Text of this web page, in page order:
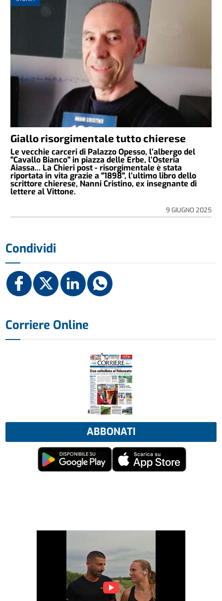
Giallo risorgimentale tutto chierese
Le vecchie carceri di Palazzo Opesso, l’albergo del
"Cavallo Bianco" in piazza delle Erbe, l’Osteria
Aiassa... La Chieri post - risorgimentale è stata
riportata in vita grazie a "1898", l’ultimo libro dello
scrittore chierese, Nanni Cristino, ex insegnante di
lettere al Vittone.
9 GIUGNO 2025
Condividi
Corriere Online
ABBONATI